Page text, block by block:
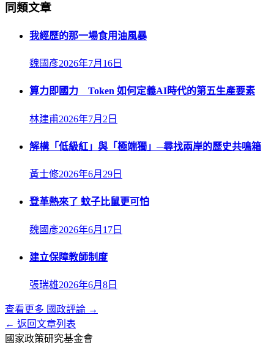
同類文章
我經歷的那一場食用油風暴
魏國彥2026年7月16日
算力即國力 Token 如何定義AI時代的第五生產要素
林建甫2026年7月2日
解構「低級紅」與「極端獨」─尋找兩岸的歷史共鳴箱
黃士修2026年6月29日
登革熱來了 蚊子比鼠更可怕
魏國彥2026年6月17日
建立保障教師制度
張瑞雄2026年6月8日
查看更多 國政評論 →
← 返回文章列表
國家政策研究基金會